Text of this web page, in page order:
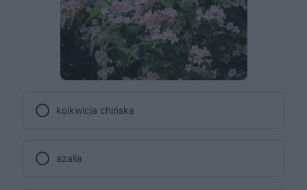
kolkwicja chińska
azalia